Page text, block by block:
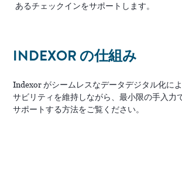
あるチェックインをサポートします。
INDEXOR の仕組み
Indexor がシームレスなデータデジタル化に
サビリティを維持しながら、最小限の手入力
サポートする方法をご覧ください。